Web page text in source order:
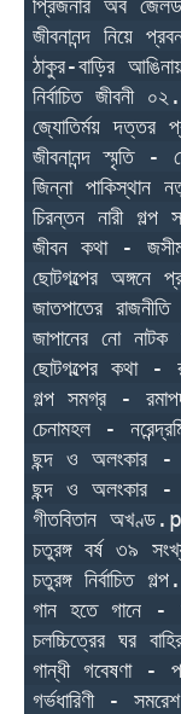
প্রিজনার অব
জীবনানন্দ নিয়ে
ঠাকুর-বাড়ির
নির্বাচিত জীবনী
জ্যোতির্ময়
জীবনানন্দ স্মৃতি
জিন্না পাকিস্থান
চিরন্তন নারী
জীবন কথা -
ছোটগল্পের
জাতপাতের
জাপানের নো
ছোটগল্পের কথা -
গল্প সমগ্র -
চেনামহল -
ছন্দ ও অলংকার
ছন্দ ও অলংকার -
গীতবিতান
চতুরঙ্গ বর্ষ ৩৯
চতুরঙ্গ নির্বাচিত
গান হতে গানে -
চলচ্চিত্রের ঘর
গান্ধী গবেষণা -
গর্ভধারিণী -